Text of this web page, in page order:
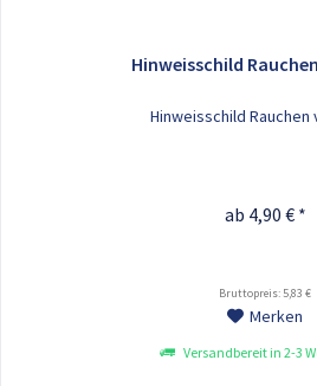
Hinweisschild
Hinweisschild
ab 4,90 € *
Bruttopreis: 5,83 €
Merken
Versandbereit in 2-3